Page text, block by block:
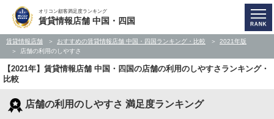
オリコン顧客満足度ランキング
賃貸情報店舗 中国・四国
賃貸情報店舗 おすすめの賃貸情報店舗 中国・四国ランキング・比較
2021年版
店舗の利用のしやすさ
【2021年】賃貸情報店舗 中国・四国の店舗の利用のしやすさランキング・
比較
店舗の利用のしやすさ 満足度ランキング